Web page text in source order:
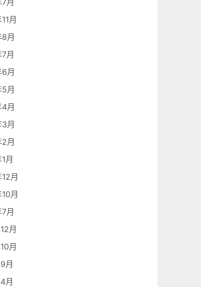
月
月
月
月
月
月
月
月
月
月
月
月
月
月
月
月